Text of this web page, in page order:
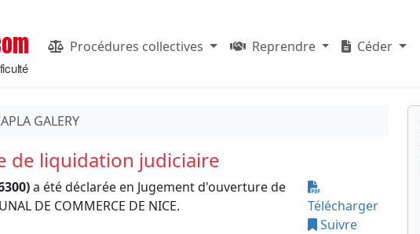
Procédures collectives Reprendre Céder
GALERY
de liquidation judiciaire
a été déclarée en Jugement d'ouverture de
DE COMMERCE DE NICE.
Télécharger
Suivre